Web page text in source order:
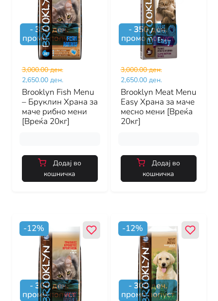
- 350ден.
промо попуст
3,000.00 ден.
2,650.00 ден.
Brooklyn Fish Menu
– Бруклин Храна за
маче рибно мени
[Вреќа 20кг]
Додај во
кошничка
- 350ден.
промо попуст
3,000.00 ден.
2,650.00 ден.
Brooklyn Meat Menu
Easy Храна за маче
месно мени [Вреќа
20кг]
Додај во
кошничка
-12%
- 300ден.
промо попуст
-12%
- 300ден.
промо попуст